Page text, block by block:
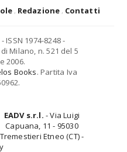
Redazione Contatti
- ISSN 1974-8248 -
Milano, n. 521 del 5
2006.
Books. Partita Iva
EADV s.r.l. - Via Luigi
Capuana, 11 - 95030
Tremestieri Etneo (CT) -